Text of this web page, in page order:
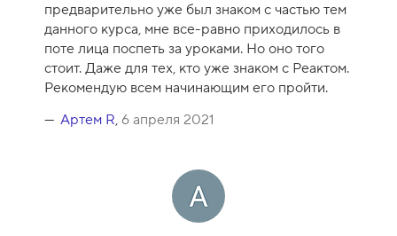
к
а
к
у
р
с
предварительно уже был знаком с частью тем
данного курса, мне все-равно приходилось в
поте лица поспеть за уроками. Но оно того
стоит. Даже для тех, кто уже знаком с Реактом.
Рекомендую всем начинающим его пройти.
Артем R, 6 апреля 2021